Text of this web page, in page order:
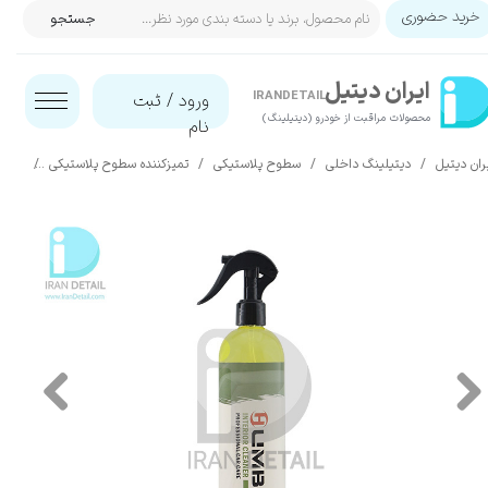
ایران‌ دیتیل
محصولات مراقبت از خودرو (دیتیلینگ)​​​​​​​
IRANDETAIL ورود / ثبت
نام
حساب کاربری من
تغییر گذر واژه
جستجو خرید حضوری
دیتیل دیتیلینگ داخلی سطوح پلاستیکی تمیزکننده سطوح پلاستیکی